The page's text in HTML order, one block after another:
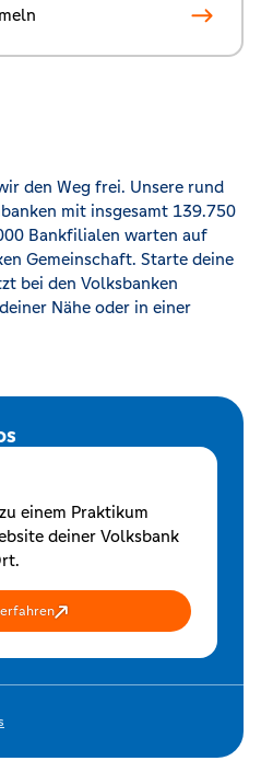
den Weg frei. Unsere rund
mit insgesamt 139.750
Bankfilialen warten auf
Gemeinschaft. Starte deine
bei den Volksbanken
Nähe oder in einer
einem Praktikum
deiner Volksbank